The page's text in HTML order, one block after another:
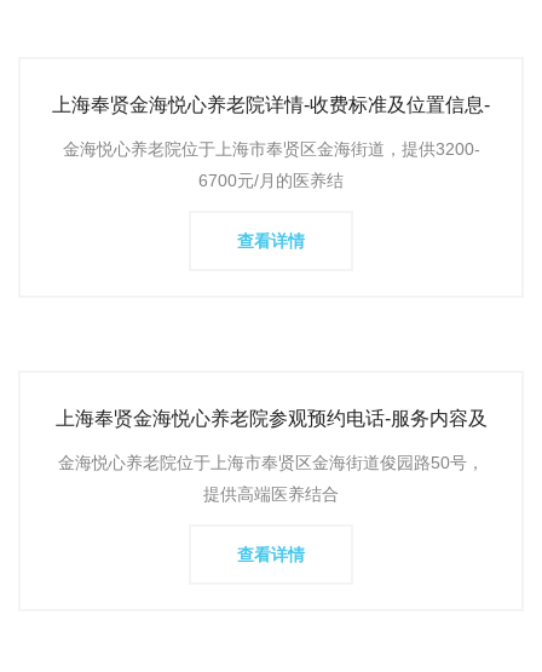
上海奉贤金海悦心养老院详情-收费标准及位置信息-
金海悦心养老院位于上海市奉贤区金海街道，提供3200-
6700元/月的医养结
查看详情
上海奉贤金海悦心养老院参观预约电话-服务内容及
金海悦心养老院位于上海市奉贤区金海街道俊园路50号，
提供高端医养结合
查看详情